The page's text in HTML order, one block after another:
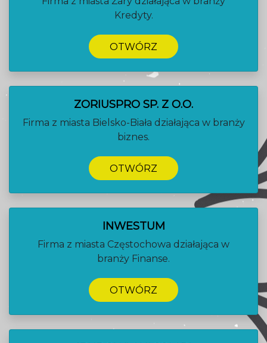
Kredyty.
OTWÓRZ
ZORIUSPRO SP. Z O.O.
Firma z miasta Bielsko-Biała działająca w branży
biznes.
OTWÓRZ
INWESTUM
Firma z miasta Częstochowa działająca w
branży Finanse.
OTWÓRZ